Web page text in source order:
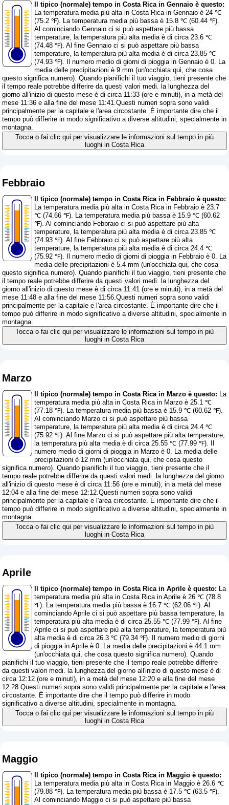
Il tipico (normale) tempo in Costa Rica in Gennaio è questo:
La temperatura media più alta in Costa Rica in Gennaio è 24 ℃
(75.2 ℉). La temperatura media più bassa è 15.8 ℃ (60.44 ℉).
Al cominciando Gennaio ci si può aspettare più bassa
temperature, la temperatura più alta media è di circa 23.6 ℃
(74.48 ℉). Al fine Gennaio ci si può aspettare più bassa
temperature, la temperatura più alta media è di circa 23.85 ℃
(74.93 ℉). Il numero medio di giorni di pioggia in Gennaio è 0. La
media delle precipitazioni è 9 mm (un'occhiata qui, che cosa
questo significa numero). Quando pianifichi il tuo viaggio, tieni presente che
il tempo reale potrebbe differire da questi valori medi. la lunghezza del
giorno all'inizio di questo mese è di circa 11:33 (ore e minuti), in a metà del
mese 11:36 e alla fine del mese 11:41.Questi numeri sopra sono validi
principalmente per la capitale e l'area circostante. È importante dire che il
tempo può differire in modo significativo a diverse altitudini, specialmente in
montagna.
Tocca o fai clic qui per visualizzare le informazioni sul tempo in più
luoghi in Costa Rica
Febbraio
Il tipico (normale) tempo in Costa Rica in Febbraio è questo:
La temperatura media più alta in Costa Rica in Febbraio è 23.7
℃ (74.66 ℉). La temperatura media più bassa è 15.9 ℃ (60.62
℉). Al cominciando Febbraio ci si può aspettare più alta
temperature, la temperatura più alta media è di circa 23.85 ℃
(74.93 ℉). Al fine Febbraio ci si può aspettare più alta
temperature, la temperatura più alta media è di circa 24.4 ℃
(75.92 ℉). Il numero medio di giorni di pioggia in Febbraio è 0. La
media delle precipitazioni è 5.4 mm (un'occhiata qui, che cosa
questo significa numero). Quando pianifichi il tuo viaggio, tieni presente che
il tempo reale potrebbe differire da questi valori medi. la lunghezza del
giorno all'inizio di questo mese è di circa 11:41 (ore e minuti), in a metà del
mese 11:48 e alla fine del mese 11:56.Questi numeri sopra sono validi
principalmente per la capitale e l'area circostante. È importante dire che il
tempo può differire in modo significativo a diverse altitudini, specialmente in
montagna.
Tocca o fai clic qui per visualizzare le informazioni sul tempo in più
luoghi in Costa Rica
Marzo
Il tipico (normale) tempo in Costa Rica in Marzo è questo: La
temperatura media più alta in Costa Rica in Marzo è 25.1 ℃
(77.18 ℉). La temperatura media più bassa è 15.9 ℃ (60.62 ℉).
Al cominciando Marzo ci si può aspettare più bassa
temperature, la temperatura più alta media è di circa 24.4 ℃
(75.92 ℉). Al fine Marzo ci si può aspettare più alta temperature,
la temperatura più alta media è di circa 25.55 ℃ (77.99 ℉). Il
numero medio di giorni di pioggia in Marzo è 0. La media delle
precipitazioni è 12 mm (un'occhiata qui, che cosa questo
significa numero). Quando pianifichi il tuo viaggio, tieni presente che il
tempo reale potrebbe differire da questi valori medi. la lunghezza del giorno
all'inizio di questo mese è di circa 11:56 (ore e minuti), in a metà del mese
12:04 e alla fine del mese 12:12.Questi numeri sopra sono validi
principalmente per la capitale e l'area circostante. È importante dire che il
tempo può differire in modo significativo a diverse altitudini, specialmente in
montagna.
Tocca o fai clic qui per visualizzare le informazioni sul tempo in più
luoghi in Costa Rica
Aprile
Il tipico (normale) tempo in Costa Rica in Aprile è questo: La
temperatura media più alta in Costa Rica in Aprile è 26 ℃ (78.8
℉). La temperatura media più bassa è 16.7 ℃ (62.06 ℉). Al
cominciando Aprile ci si può aspettare più bassa temperature, la
temperatura più alta media è di circa 25.55 ℃ (77.99 ℉). Al fine
Aprile ci si può aspettare più alta temperature, la temperatura più
alta media è di circa 26.3 ℃ (79.34 ℉). Il numero medio di giorni
di pioggia in Aprile è 0. La media delle precipitazioni è 44.1 mm
(un'occhiata qui, che cosa questo significa numero). Quando
pianifichi il tuo viaggio, tieni presente che il tempo reale potrebbe differire
da questi valori medi. la lunghezza del giorno all'inizio di questo mese è di
circa 12:12 (ore e minuti), in a metà del mese 12:20 e alla fine del mese
12:28.Questi numeri sopra sono validi principalmente per la capitale e l'area
circostante. È importante dire che il tempo può differire in modo
significativo a diverse altitudini, specialmente in montagna.
Tocca o fai clic qui per visualizzare le informazioni sul tempo in più
luoghi in Costa Rica
Maggio
Il tipico (normale) tempo in Costa Rica in Maggio è questo:
La temperatura media più alta in Costa Rica in Maggio è 26.6 ℃
(79.88 ℉). La temperatura media più bassa è 17.5 ℃ (63.5 ℉).
Al cominciando Maggio ci si può aspettare più bassa